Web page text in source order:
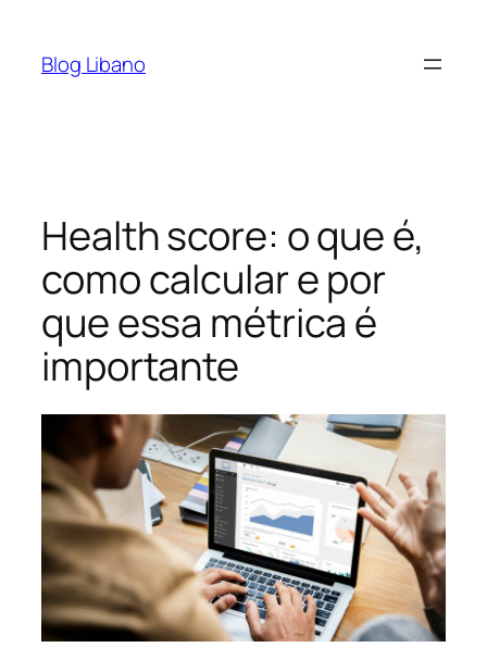
Blog Libano
Health score: o que é,
como calcular e por
que essa métrica é
importante